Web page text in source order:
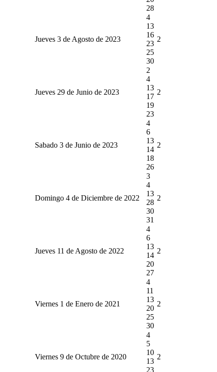
28
Jueves 3 de Agosto de 2023
4
13
16
23
25
30
2
Jueves 29 de Junio de 2023
2
4
13
17
19
23
2
Sabado 3 de Junio de 2023
4
6
13
14
18
26
2
Domingo 4 de Diciembre de 2022
3
4
13
28
30
31
2
Jueves 11 de Agosto de 2022
4
6
13
14
20
27
2
Viernes 1 de Enero de 2021
4
11
13
20
25
30
2
Viernes 9 de Octubre de 2020
4
5
10
13
23
2